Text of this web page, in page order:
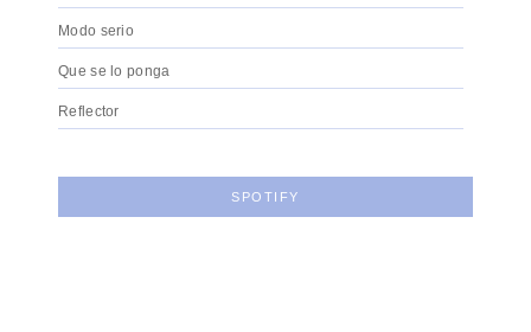
Modo serio
Que se lo ponga
Reflector
SPOTIFY